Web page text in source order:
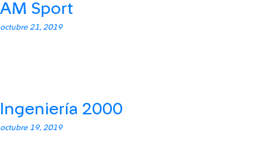
AM Sport
octubre 21, 2019
Ingeniería 2000
octubre 19, 2019